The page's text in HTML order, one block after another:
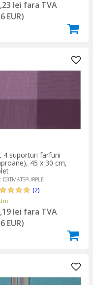
lei fara TVA
EUR)
4 suporturi farfurii
45 x 30 cm,
D3TMATSPURPLE
(2)
lei fara TVA
EUR)